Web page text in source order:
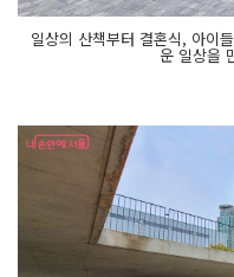
일상의 산책부터 결혼식, 아이
운 일상을